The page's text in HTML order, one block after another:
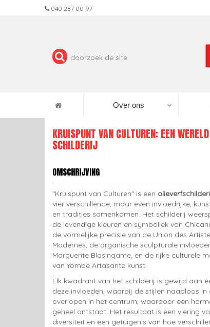
040 287 00 97
Over ons
KRUISPUNT VAN CULTUREN: EEN
SCHILDERIJ
OMSCHRIJVING
"Kruispunt van Culturen" is een
vier verschillende, maar even invloedrijke,
en tradities samenkomen. Het schilderij
de levendige kleuren en symboliek van
de vormelijke precisie van de Union des
Modernes, de organische sculpturale
Marguerite Blasingame, en de rijke culturele
van Yombe Artasante kunst.
Elk kwadrant van het schilderij is gewijd aan
deze invloeden, waarbij de stijlen naadloos in
overlopen in het centrum, waardoor een
geheel ontstaat. Het resultaat is een viering
diversiteit en een getuigenis van hoe